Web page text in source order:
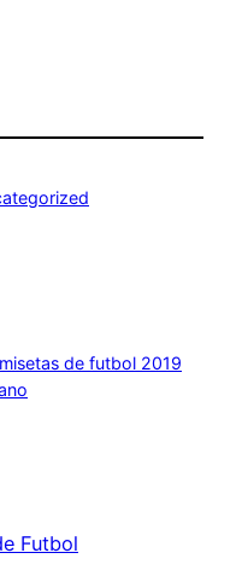
de futbol 2019
Futbol